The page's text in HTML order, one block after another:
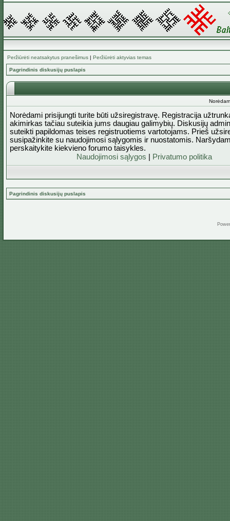
Peržiūrėti neatsakytus pranešimus | Peržiūrėti aktyvias temas
Pagrindinis diskusijų puslapis
Norėdami prisijungti turite būti užsiregistravę. Registracija
akimirkas tačiau suteikia jums daugiau galimybių. Diskusijų
suteikti papildomas teises registruotiems vartotojams. Prieš
susipažinkite su naudojimosi sąlygomis ir nuostatomis.
perskaitykite kiekvieno forumo taisykles.
Naudojimosi sąlygos
Privatumo politika
Pagrindinis diskusijų puslapis